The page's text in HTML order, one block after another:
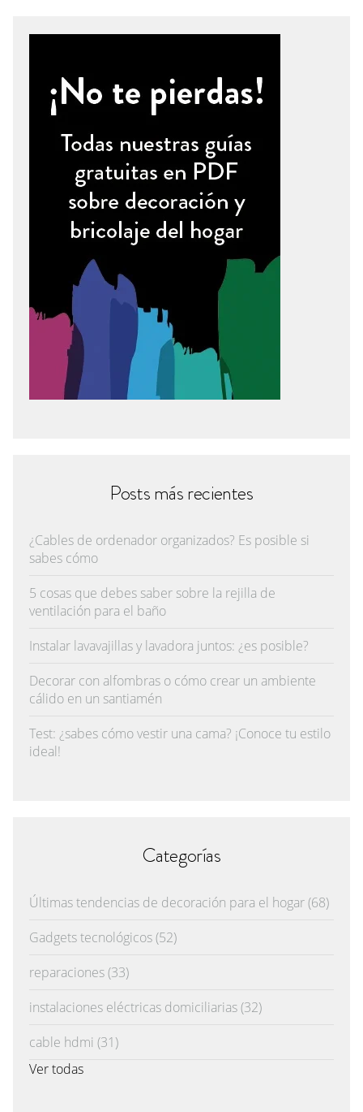
Posts más recientes
¿Cables de ordenador organizados? Es posible si
sabes cómo
5 cosas que debes saber sobre la rejilla de
ventilación para el baño
Instalar lavavajillas y lavadora juntos: ¿es posible?
Decorar con alfombras o cómo crear un ambiente
cálido en un santiamén
Test: ¿sabes cómo vestir una cama? ¡Conoce tu estilo
ideal!
Categorías
Últimas tendencias de decoración para el hogar(68)
Gadgets tecnológicos(52)
reparaciones(33)
instalaciones eléctricas domiciliarias(32)
cable hdmi (31)
Ver todas